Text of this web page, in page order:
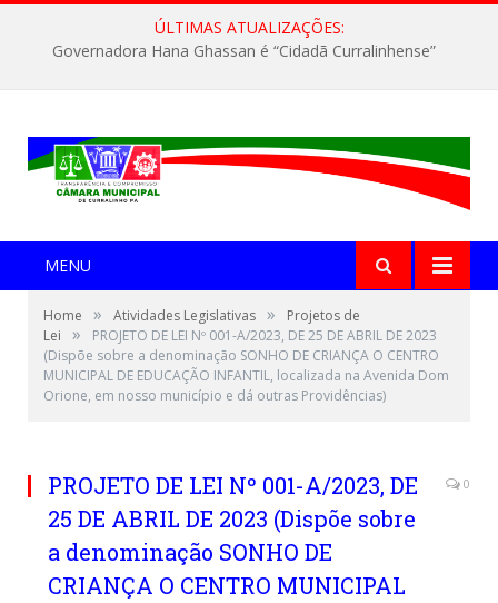
ÚLTIMAS ATUALIZAÇÕES:
Governadora Hana Ghassan é “Cidadã Curralinhense”
MENU
Home » Atividades Legislativas »
Projetos de
Lei
»
PROJETO DE LEI Nº 001-A/2023, DE 25 DE ABRIL DE 2023
(Dispõe sobre a denominação SONHO DE CRIANÇA O CENTRO
MUNICIPAL DE EDUCAÇÃO INFANTIL, localizada na Avenida Dom
Orione, em nosso município e dá outras Providências)
PROJETO DE LEI Nº 001-A/2023, DE
25 DE ABRIL DE 2023 (Dispõe sobre
a denominação SONHO DE
CRIANÇA O CENTRO MUNICIPAL
0